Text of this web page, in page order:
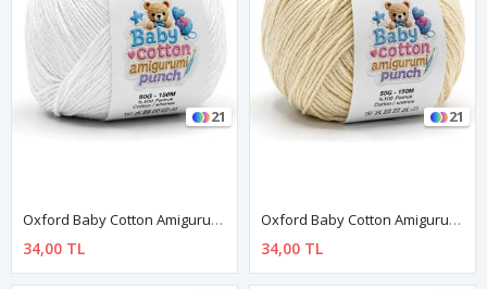
21
Oxford Baby Cotton Amigurumi Punch 50 Gr 150 M No:020 Beyaz
34,00 TL
21
Oxford Baby Cotton Amigurumi Punch 50 Gr 150 M No:030 Krem
34,00 TL